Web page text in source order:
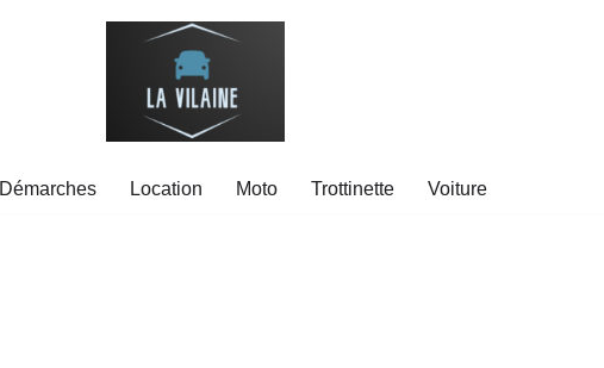
Démarches Location Moto Trottinette Voiture